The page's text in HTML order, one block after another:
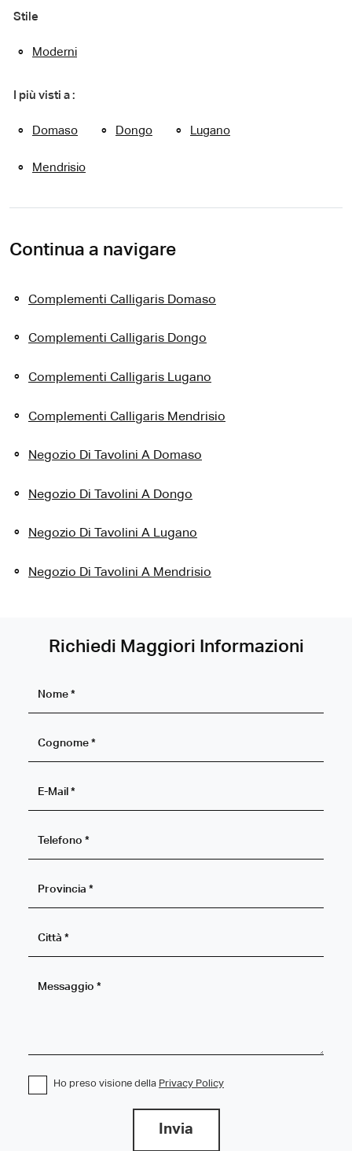
Stile
Moderni
I più visti a :
Domaso Dongo Lugano
Mendrisio
Continua a navigare
Complementi Calligaris Domaso
Complementi Calligaris Dongo
Complementi Calligaris Lugano
Complementi Calligaris Mendrisio
Negozio Di Tavolini A Domaso
Negozio Di Tavolini A Dongo
Negozio Di Tavolini A Lugano
Negozio Di Tavolini A Mendrisio
Richiedi Maggiori Informazioni
Ho preso visione della Privacy Policy
Invia